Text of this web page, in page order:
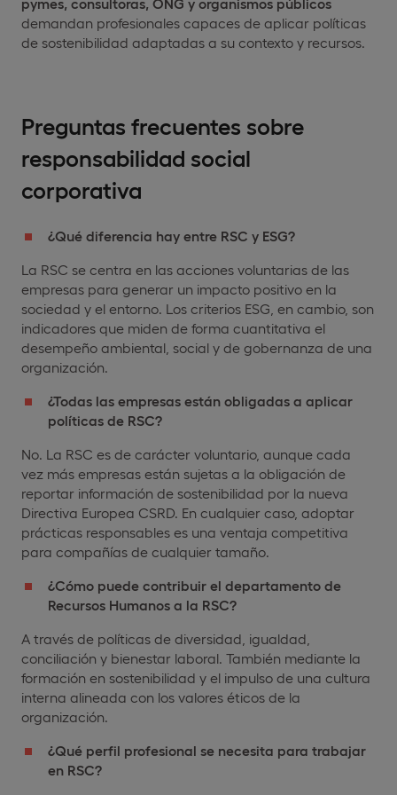
demandan profesionales capaces de aplicar políticas
de sostenibilidad adaptadas a su contexto y recursos.
Preguntas frecuentes sobre
responsabilidad social
corporativa
¿Qué diferencia hay entre RSC y ESG?
La RSC se centra en las acciones voluntarias de las
empresas para generar un impacto positivo en la
sociedad y el entorno. Los criterios ESG, en cambio, son
indicadores que miden de forma cuantitativa el
desempeño ambiental, social y de gobernanza de una
organización.
¿Todas las empresas están obligadas a aplicar
políticas de RSC?
No. La RSC es de carácter voluntario, aunque cada
vez más empresas están sujetas a la obligación de
reportar información de sostenibilidad por la nueva
Directiva Europea CSRD. En cualquier caso, adoptar
prácticas responsables es una ventaja competitiva
para compañías de cualquier tamaño.
¿Cómo puede contribuir el departamento de
Recursos Humanos a la RSC?
A través de políticas de diversidad, igualdad,
conciliación y bienestar laboral. También mediante la
formación en sostenibilidad y el impulso de una cultura
interna alineada con los valores éticos de la
organización.
¿Qué perfil profesional se necesita para trabajar
en RSC?